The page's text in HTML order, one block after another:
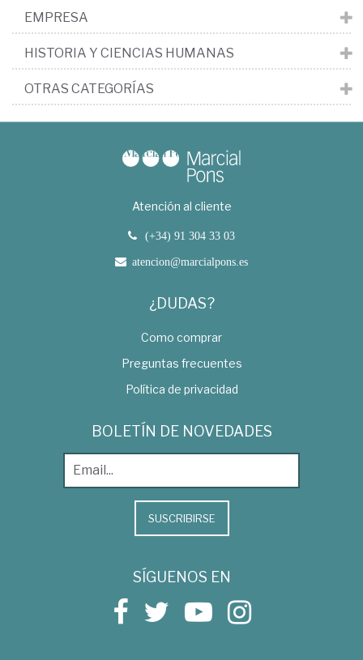
EMPRESA
HISTORIA Y CIENCIAS HUMANAS
OTRAS CATEGORÍAS
Atención al cliente
(+34) 91 304 33 03
atencion@marcialpons.es
¿DUDAS?
Como comprar
Preguntas frecuentes
Política de privacidad
BOLETÍN DE NOVEDADES
SUSCRIBIRSE
SÍGUENOS EN